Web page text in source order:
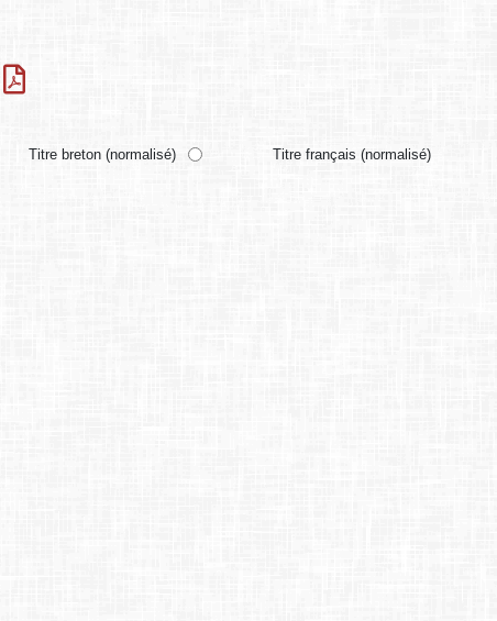
Titre breton (normalisé)
Titre français (normalisé)